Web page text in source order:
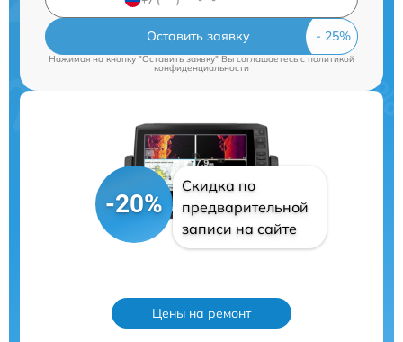
Оставить заявку
Нажимая на кнопку "Оставить заявку" Вы соглашаетесь cполитикой
конфиденциальности
-20%
Скидка по
предварительной
записи на сайте
Цены на ремонт